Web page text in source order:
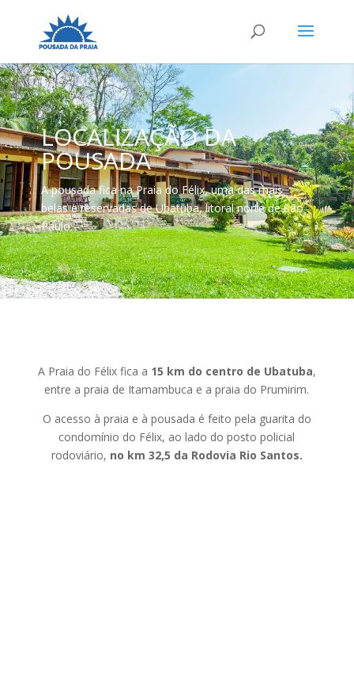
LOCALIZAÇÃO DA
POUSADA
A pousada fica na Praia do Félix, uma das mais
belas e reservadas de Ubatuba, litoral norte de São
Paulo.
A Praia do Félix fica a 15 km do centro de Ubatuba,
entre a praia de Itamambuca e a praia do Prumirim.
O acesso à praia e à pousada é feito pela guarita do
condomínio do Félix, ao lado do posto policial
rodoviário, no km 32,5 da Rodovia Rio Santos.